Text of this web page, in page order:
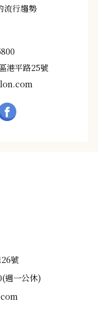
流行趨勢
港平路25號
號
一公休)